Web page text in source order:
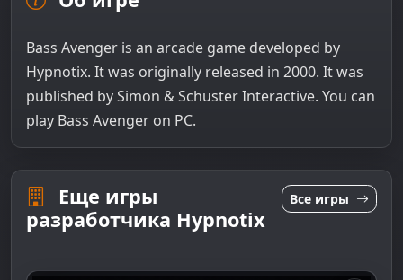
Bass Avenger is an arcade game developed by
Hypnotix. It was originally released in 2000. It was
published by Simon & Schuster Interactive. You can
play Bass Avenger on PC.
Еще игры
разработчика Hypnotix
Все игры